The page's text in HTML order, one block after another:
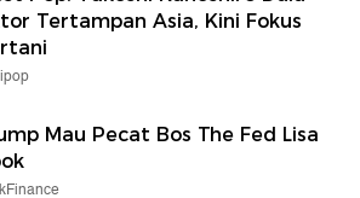
Tertampan Asia, Kini Fokus
Mau Pecat Bos The Fed Lisa